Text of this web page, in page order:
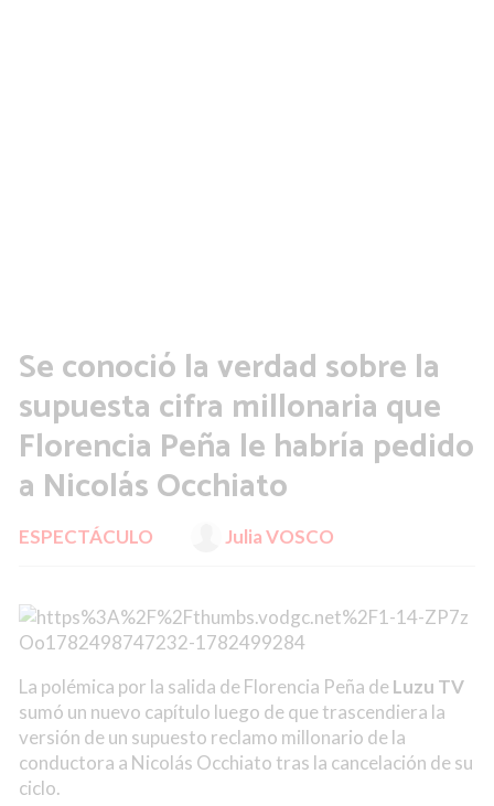
Se conoció la verdad sobre la
supuesta cifra millonaria que
Florencia Peña le habría pedido
a Nicolás Occhiato
ESPECTÁCULO Julia VOSCO
La polémica por la salida de Florencia Peña deLuzu TV
sumó un nuevo capítulo luego de que trascendiera la
versión de un supuesto reclamo millonario de la
conductora a Nicolás Occhiato tras la cancelación de su
ciclo.